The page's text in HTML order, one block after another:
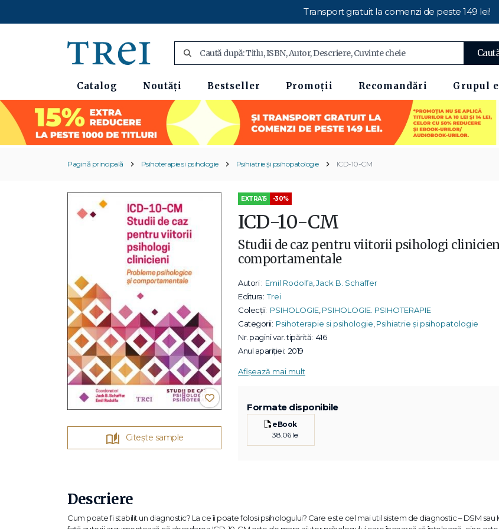
Transport gratuit la comenzi de peste 149 lei!
Catalog Noutăți Bestseller Promoții Recomandări Grupul
Pagină principală Psihoterapie si psihologie Psihiatrie și psihopatologie ICD-10-CM
Citește sample
EXTRA15 -30%
ICD-10-CM
Studii de caz pentru viitorii psihologi
comportamentale
Autori : Emil Rodolfa Jack B. Schaffer
Editura: Trei
Colecții: PSIHOLOGIE, PSIHOLOGIE. PSIHOTERAPIE
Categorii: Psihoterapie si psihologie Psihiatrie și psihopatologie
Nr. pagini var. tipărită: 416
Anul apariției: 2019
Afișează mai mult
Formate disponibile
eBook
38.06 lei
Descriere
Cum poate fi stabilit un diagnostic? La ce îi poate folosi psihologului? Care este cel mai util sistem de diagnostic – DSM sau